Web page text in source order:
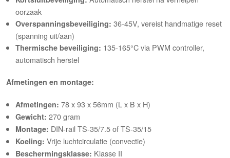
oorzaak
Overspanningsbeveiliging: 36-45V, vereist handmatige reset
(spanning uit/aan)
Thermische beveiliging: 135-165°C via PWM controller,
automatisch herstel
Afmetingen en montage:
Afmetingen: 78 x 93 x 56mm (L x B x H)
Gewicht: 270 gram
Montage: DIN-rail TS-35/7.5 of TS-35/15
Koeling: Vrije luchtcirculatie (convectie)
Beschermingsklasse: Klasse II